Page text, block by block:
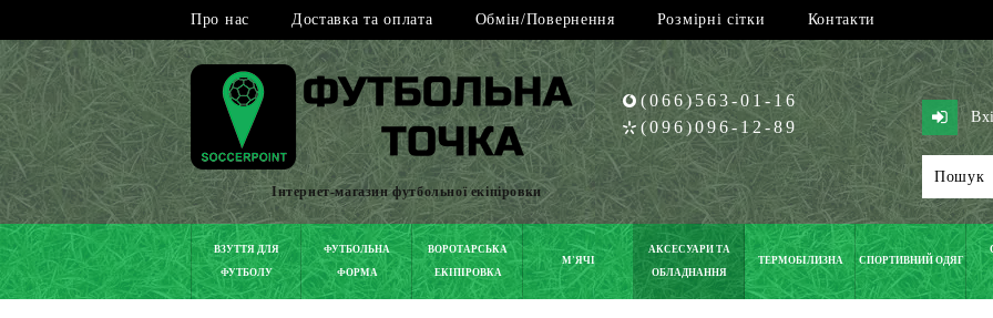
Про нас Доставка та оплата Обмін/Повернення Розмірні сітки Контакти
Інтернет-магазин футбольної екіпіровки
(066)563-01-16
(096)096-12-89
ВЗУТТЯ ДЛЯ
ФУТБОЛУ
ФУТБОЛЬНА
ФОРМА
ВОРОТАРСЬКА
ЕКІПІРОВКА
М'ЯЧІ
АКСЕСУАРИ ТА
ОБЛАДНАННЯ
ТЕРМОБІЛИЗНА СПОРТИВНИЙ ОДЯГ